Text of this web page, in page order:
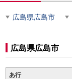
広島県広島市
広島県広島市
あ行